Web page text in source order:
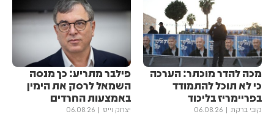
מכה להדר מוכתר: הערכה
כי לא תוכל להתמודד
בפריימריז בליכוד
קובי ברקת 06.08.26
פילבר מתריע: כך מנסה
השמאל לרסק את הימין
באמצעות החרדים
יצחק וייס 06.08.26